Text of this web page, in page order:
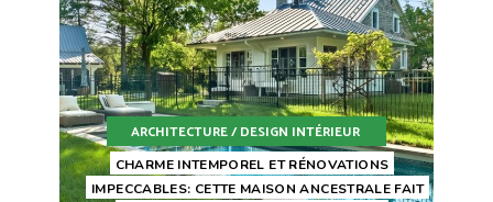
ARCHITECTURE / DESIGN INTÉRIEUR
CHARME INTEMPOREL ET RÉNOVATIONS
IMPECCABLES: CETTE MAISON ANCESTRALE FAIT